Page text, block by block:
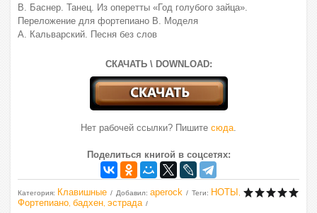
В. Баснер. Танец. Из оперетты «Год голубого зайца».
Переложение для фортепиано В. Моделя
А. Кальварский. Песня без слов
СКАЧАТЬ \ DOWNLOAD:
Нет рабочей ссылки? Пишите сюда.
Поделиться книгой в соцсетях:
Категория: Клавишные Добавил: aperock Теги: НОТЫ
Фортепиано бадхен эстрада